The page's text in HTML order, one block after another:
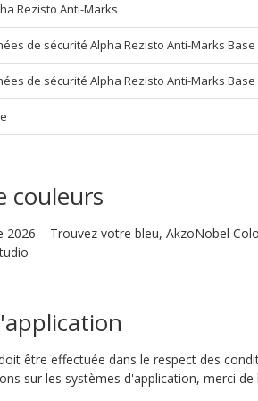
Rezisto Anti-Marks
de sécurité Alpha Rezisto Anti-Marks Base
de sécurité Alpha Rezisto Anti-Marks Base
couleurs
2026 – Trouvez votre bleu, AkzoNobel
être effectuée dans le respect des
sur les systèmes d'application, merci